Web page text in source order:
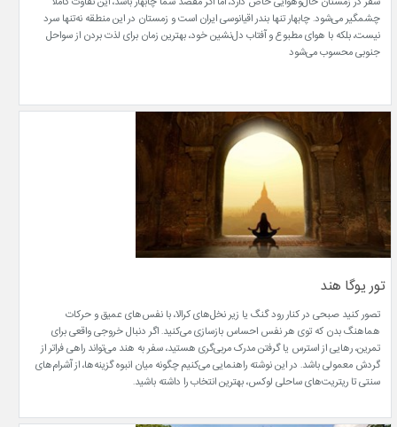
سفر در زمستان حال‌وهوایی خاص دارد، اما اگر مقصد شما چابهار باشد، این تفاوت کاملاً
چشمگیر می‌شود. چابهار تنها بندر اقیانوسی ایران است و زمستان در این منطقه نه‌تنها سرد
نیست، بلکه با هوای مطبوع و آفتاب دل‌نشین خود، بهترین زمان برای لذت بردن از سواحل
جنوبی محسوب می‌شود
تور یوگا هند
تصور کنید صبحی در کنار رود گنگ یا زیر نخل‌های کرالا، با نفس‌های عمیق و حرکات
هماهنگ بدن که توی هر نفس احساس بازسازی می‌کنید. اگر دنبال خروجی واقعی برای
تمرین، رهایی از استرس یا گرفتن مدرک مربی‌گری هستید، سفر به هند می‌تواند راهی فراتر از
گردش معمولی باشد. در این نوشته راهنمایی می‌کنیم چگونه میان انبوه گزینه‌ها، از آشرام‌های
سنتی تا ریتریت‌های ساحلی لوکس، بهترین انتخاب را داشته باشید.